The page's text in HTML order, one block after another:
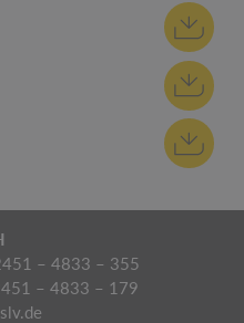
– 4833 – 355
– 4833 – 179